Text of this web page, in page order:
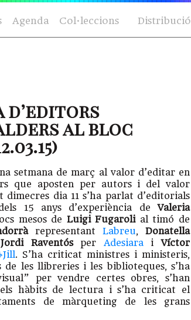
Agenda Col·leccions Distribució
d’editors
al bloc
setmana de març al valor d’editar en
que aposten per autors i del valor
dia 11 s’ha parlat d’editorials
15 anys d’experiència deValeria
mesos de Luigi Fugarolial timó de
representant Labreu,Donatella
Jordi Raventósper AdesiaraiVíctor
. S’ha criticat ministres i ministeris,
les llibreries i les biblioteques, s’ha
per vendre certes obres, s’han
hàbits de lectura i s’ha criticat el
de màrqueting de les grans